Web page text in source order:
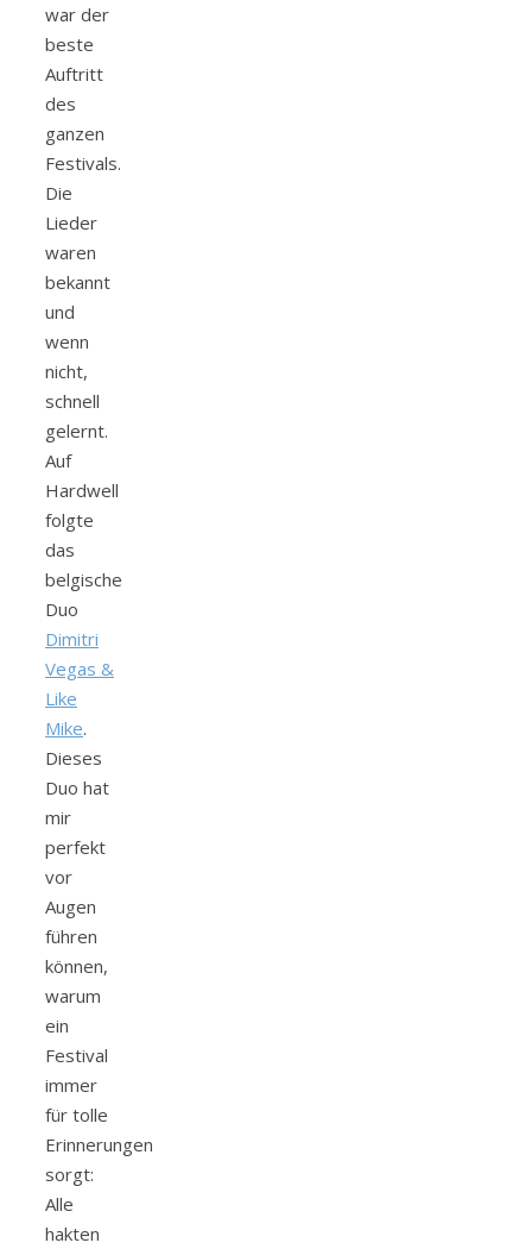
war der
beste
Auftritt
des
ganzen
Festivals.
Die
Lieder
waren
bekannt
und
wenn
nicht,
schnell
gelernt.
Auf
Hardwell
folgte
das
belgische
Duo
Dimitri
Vegas &
Like
Mike.
Dieses
Duo hat
mir
perfekt
vor
Augen
führen
können,
warum
ein
Festival
immer
für tolle
Erinnerungen
sorgt:
Alle
hakten